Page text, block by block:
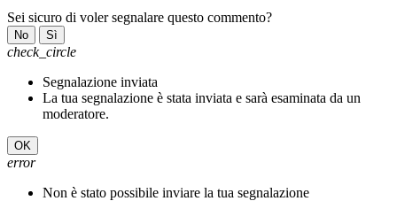
Sei sicuro di voler segnalare questo commento?
No Sì
check_circle
Segnalazione inviata
La tua segnalazione è stata inviata e sarà esaminata da un
moderatore.
OK
error
Non è stato possibile inviare la tua segnalazione